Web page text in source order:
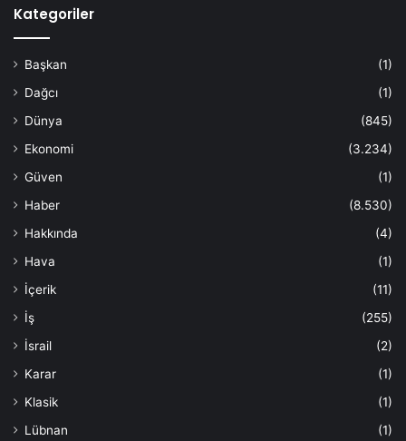
Kategoriler
Başkan
(1)
Dağcı
(1)
Dünya
(845)
Ekonomi
(3.234)
Güven
(1)
Haber
(8.530)
Hakkında
(4)
Hava
(1)
İçerik
(11)
İş
(255)
İsrail
(2)
Karar
(1)
Klasik
(1)
Lübnan
(1)